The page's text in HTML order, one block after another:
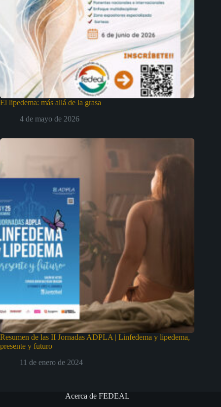
El lipedema: más allá de la grasa
4 de mayo de 2026
Resumen de las II Jornadas ADPLA | Linfedema y lipedema,
presente y futuro
11 de enero de 2024
Acerca de FEDEAL